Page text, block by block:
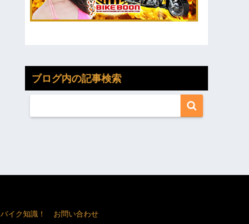
ブログ内の記事検索
バイク知識！ お問い合わせ